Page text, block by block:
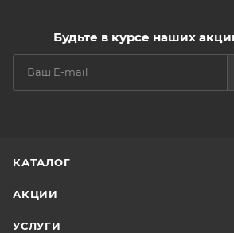
Будьте в курсе наших
КАТАЛОГ
АКЦИИ
УСЛУГИ